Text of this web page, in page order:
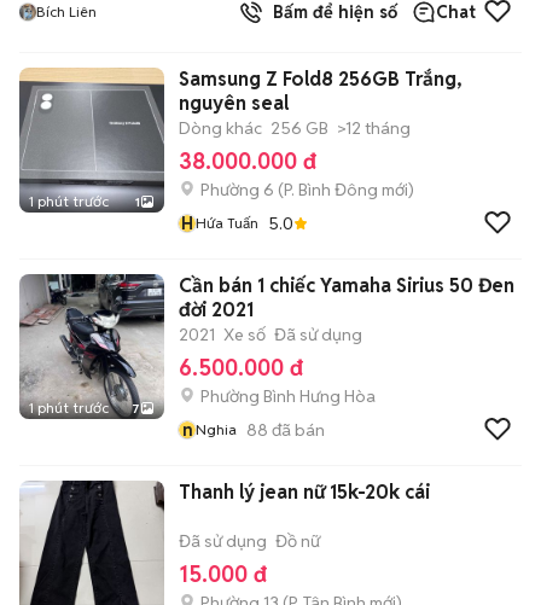
Bích Liên Bấm để hiện số Chat
1 phút trước 1
Samsung Z Fold8 256GB Trắng,
nguyên seal
Dòng khác 256 GB >12 tháng
38.000.000 đ
Phường 6 (P. Bình Đông mới)
HHứa Tuấn 5.0
1 phút trước 7
Cần bán 1 chiếc Yamaha Sirius 50 Đen
đời 2021
2021 Xe số Đã sử dụng
6.500.000 đ
Phường Bình Hưng Hòa
nNghia 88 đã bán
Thanh lý jean nữ 15k-20k cái
Đã sử dụng Đồ nữ
15.000 đ